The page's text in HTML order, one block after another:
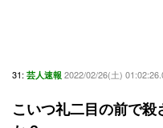
31: 芸人速報 2022/02/26(土)
こいつ礼二目の前で